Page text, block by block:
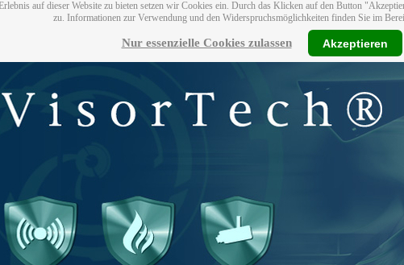
auf dieser Website zu bieten setzen wir Cookies ein. Durch das Klicken auf den Button
zu. Informationen zur Verwendung und den Widerspruchsmöglichkeiten finden Sie im
Nur essenzielle Cookies zulassen Akzeptieren